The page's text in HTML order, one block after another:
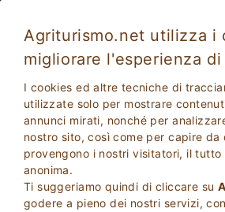
Agriturismo.net utilizza i
migliorare l'esperienza
I cookies ed altre tecniche di
utilizzate solo per mostrare
annunci mirati, nonché per
nostro sito, così come per capire da
provengono i nostri visitatori, il tutto
anonima.
Ti suggeriamo quindi di cliccare su
godere a pieno dei nostri servizi,
Ragusa 4562
Agriturismo
Ragusa , Comiso(Mappa) 41Posti
CHIEDI AL PROPRIETARIO